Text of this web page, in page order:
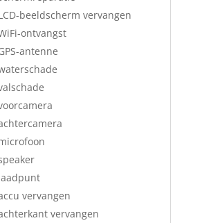
beeldscherm vervangen
ontvangst
antenne
vervangen
vervangen